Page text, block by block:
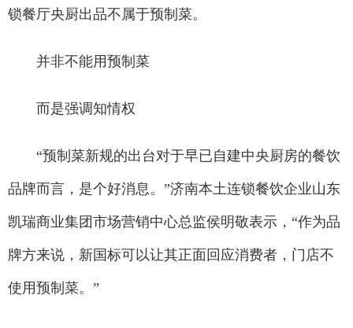
锁餐厅央厨出品不属于预制菜。
并非不能用预制菜
而是强调知情权
“预制菜新规的出台对于早已自建中央厨房的餐饮
品牌而言，是个好消息。”济南本土连锁餐饮企业山东
凯瑞商业集团市场营销中心总监侯明敬表示，“作为品
牌方来说，新国标可以让其正面回应消费者，门店不
使用预制菜。”